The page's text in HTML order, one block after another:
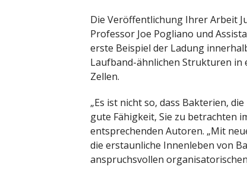
Die Veröffentlichung Ihrer Arbeit
Professor Joe Pogliano und
erste Beispiel der Ladung
Laufband-ähnlichen Strukturen in
Zellen.
„Es ist nicht so, dass Bakterien,
gute Fähigkeit, Sie zu betrachten
entsprechenden Autoren. „Mit
die erstaunliche Innenleben von
anspruchsvollen